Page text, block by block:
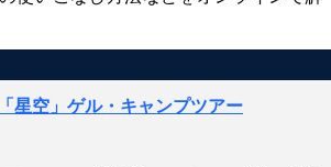
星空」ゲル・キャンプツアー